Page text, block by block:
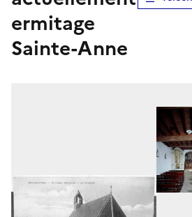
ermitage
Sainte-Anne